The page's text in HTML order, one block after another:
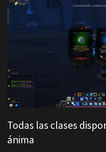
Todas las clases
ánima